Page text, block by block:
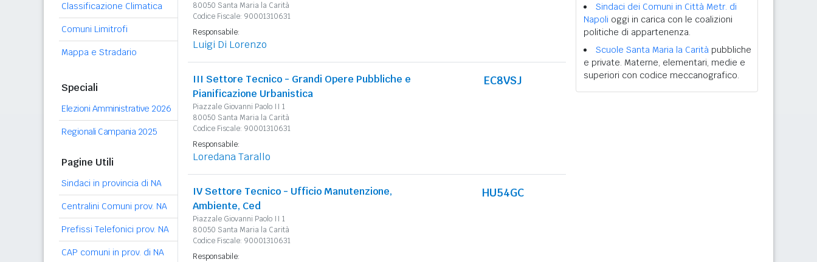
Classificazione Climatica
Comuni Limitrofi
Mappa e Stradario
Speciali
Elezioni Amministrative 2026
Regionali Campania 2025
Pagine Utili
Sindaci in provincia di NA
Centralini Comuni prov. NA
Prefissi Telefonici prov. NA
CAP comuni in prov. di NA
80050 Santa Maria la Carità
Codice Fiscale: 90001310631
Responsabile:
Luigi Di Lorenzo
III Settore Tecnico - Grandi Opere Pubbliche e
Pianificazione Urbanistica
Piazzale Giovanni Paolo II 1
80050 Santa Maria la Carità
Codice Fiscale: 90001310631
EC8VSJ
Responsabile:
Loredana Tarallo
IV Settore Tecnico - Ufficio Manutenzione,
Ambiente, Ced
Piazzale Giovanni Paolo II 1
80050 Santa Maria la Carità
Codice Fiscale: 90001310631
HU54GC
Responsabile:
Sindaci dei Comuni in Città Metr. di
Napoli oggi in carica con le coalizioni
politiche di appartenenza.
Scuole Santa Maria la Carità pubbliche
e private. Materne, elementari, medie e
superiori con codice meccanografico.